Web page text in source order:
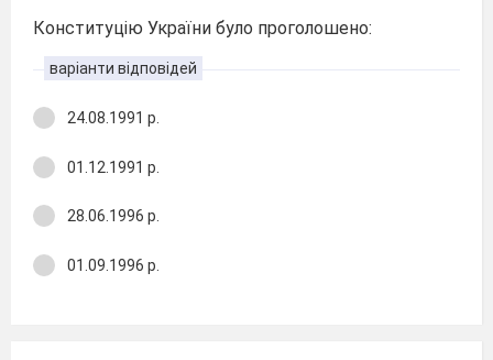
Конституцію України було проголошено:
варіанти відповідей
24.08.1991 р.
01.12.1991 р.
28.06.1996 р.
01.09.1996 р.